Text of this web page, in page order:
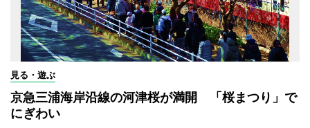
見る・遊ぶ
京急三浦海岸沿線の河津桜が満開 「桜まつり」で
にぎわい